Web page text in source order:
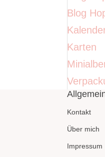
Blog
Karten
Kontakt
Über mich
Impressum